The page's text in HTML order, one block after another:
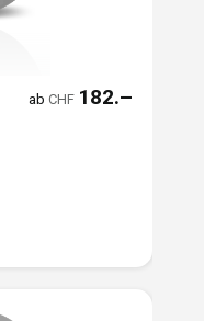
abCHF 182.–